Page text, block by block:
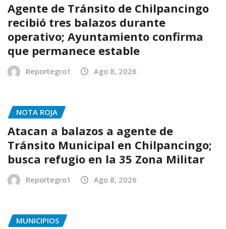
Agente de Tránsito de Chilpancingo
recibió tres balazos durante
operativo; Ayuntamiento confirma
que permanece estable
Reportegro1 Ago 8, 2026
NOTA ROJA
Atacan a balazos a agente de
Tránsito Municipal en Chilpancingo;
busca refugio en la 35 Zona Militar
Reportegro1 Ago 8, 2026
MUNICIPIOS